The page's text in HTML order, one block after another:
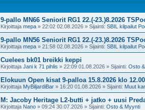
9-pallo MN66 Seniorit RG1 22.(-23.)8.2026
Kirjoittaja mepa » 22:02 02.08.2026 » Sijainti: SBIL kilpailut
9-pallo MN56 Seniorit RG1 22.(-23.)8.2026
Kirjoittaja mepa » 21:58 02.08.2026 » Sijainti: SBIL kilpailut
Cuelees bk01 breikki keppi
Kirjoittaja Jani k 71 pihlis » 22:09 01.08.2026 » Sijainti: Osto
Elokuun Open kisat 9-palloa 15.8.2026 klo
Kirjoittaja MyBiljardiBar » 16:20 01.08.2026 » Sijainti: Muut
M: Jacoby Heritage L2-butti + jatko + uusi
Kirjoittaja Nano » 09:24 30.07.2026 » Sijainti: Osto & Myynti